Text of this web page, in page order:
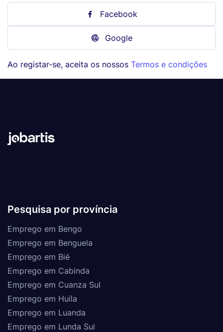
Facebook
Google
Ao registar-se, aceita os nossos Termos e condições
Pesquisa por província
Emprego em Bengo
Emprego em Benguela
Emprego em Bié
Emprego em Cabinda
Emprego em Cuanza Sul
Emprego em Huíla
Emprego em Luanda
Emprego em Lunda Sul